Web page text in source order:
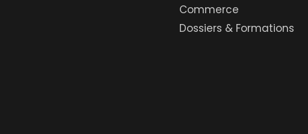
Commerce
Dossiers & Formations